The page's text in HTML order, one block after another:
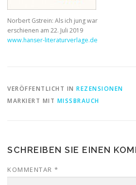
Norbert Gstrein: Als ich jung war
erschienen am 22. Juli 2019
www.hanser-literaturverlage.de
VERÖFFENTLICHT IN REZENSIONEN
MARKIERT MIT MISSBRAUCH
SCHREIBEN SIE EINEN
KOMMENTAR *